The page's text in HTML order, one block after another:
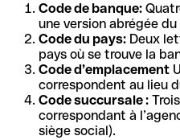
Code de banque:
une version abrégée
Code du pays: Deux
pays où se trouve la
Code d’emplacement
correspondent au lieu
Code succursale :
correspondant à
siège social).